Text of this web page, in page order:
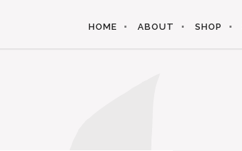
HOME ABOUT SHOP